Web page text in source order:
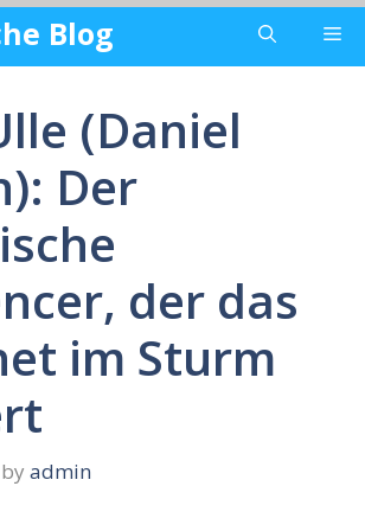
Blog
(Daniel
Der
der das
im Sturm
by admin